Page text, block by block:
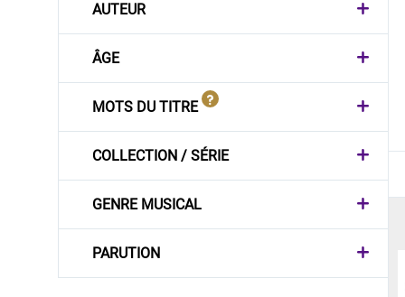
AUTEUR
ÂGE
MOTS DU TITRE
COLLECTION / SÉRIE
GENRE MUSICAL
PARUTION